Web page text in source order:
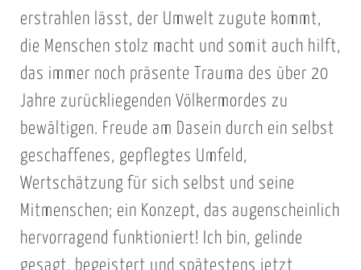
erstrahlen lässt, der Umwelt zugute kommt,
die Menschen stolz macht und somit auch hilft,
das immer noch präsente Trauma des über 20
Jahre zurückliegenden Völkermordes zu
bewältigen. Freude am Dasein durch ein selbst
geschaffenes, gepflegtes Umfeld,
Wertschätzung für sich selbst und seine
Mitmenschen; ein Konzept, das augenscheinlich
hervorragend funktioniert! Ich bin, gelinde
gesagt, begeistert und spätestens jetzt